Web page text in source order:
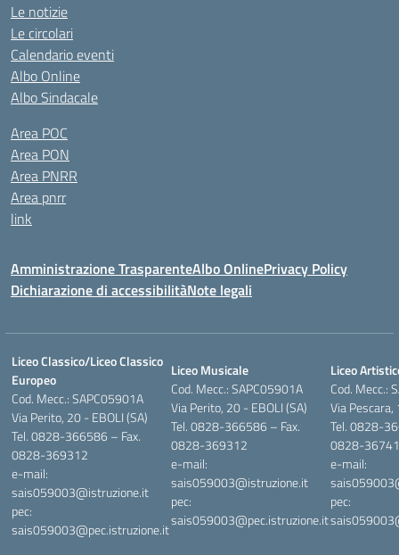
Le notizie
Le circolari
Calendario eventi
Albo Online
Albo Sindacale
Area POC
Area PON
Area PNRR
Area pnrr
link
Amministrazione TrasparenteAlbo OnlinePrivacy Policy
Dichiarazione di accessibilitàNote legali
Liceo Classico/Liceo Classico
Europeo
Cod. Mecc.: SAPC05901A
Via Perito, 20 - EBOLI (SA)
Tel. 0828-366586 – Fax.
0828-369312
e-mail:
sais059003@istruzione.it
pec:
sais059003@pec.istruzione.it
Liceo Musicale
Cod. Mecc.: SAPC05901A
Via Perito, 20 - EBOLI (SA)
Tel. 0828-366586 – Fax.
0828-369312
e-mail:
sais059003@istruzione.it
pec:
sais059003@pec.istruzione.it
Liceo
Cod. Mecc.:
Via
Tel. 0828-
0828-
e-mail:
pec: